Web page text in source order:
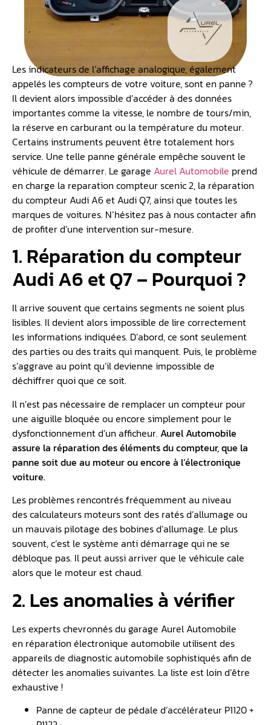
Les indicateurs de l’affichage analogique, également
appelés les compteurs de votre voiture, sont en panne ?
Il devient alors impossible d’accéder à des données
importantes comme la vitesse, le nombre de tours/min,
la réserve en carburant ou la température du moteur.
Certains instruments peuvent être totalement hors
service. Une telle panne générale empêche souvent le
véhicule de démarrer. Le garage Aurel Automobile prend
en charge la reparation compteur scenic 2, la réparation
du compteur Audi A6 et Audi Q7, ainsi que toutes les
marques de voitures. N’hésitez pas à nous contacter afin
de profiter d’une intervention sur-mesure.
1. Réparation du compteur
Audi A6 et Q7 – Pourquoi ?
Il arrive souvent que certains segments ne soient plus
lisibles. Il devient alors impossible de lire correctement
les informations indiquées. D’abord, ce sont seulement
des parties ou des traits qui manquent. Puis, le problème
s’aggrave au point qu’il devienne impossible de
déchiffrer quoi que ce soit.
Il n’est pas nécessaire de remplacer un compteur pour
une aiguille bloquée ou encore simplement pour le
dysfonctionnement d’un afficheur. Aurel Automobile
assure la réparation des éléments du compteur, que la
panne soit due au moteur ou encore à l’électronique
voiture.
Les problèmes rencontrés fréquemment au niveau
des calculateurs moteurs sont des ratés d’allumage ou
un mauvais pilotage des bobines d’allumage. Le plus
souvent, c’est le système anti démarrage qui ne se
débloque pas. Il peut aussi arriver que le véhicule cale
alors que le moteur est chaud.
2. Les anomalies à vérifier
Les experts chevronnés du garage Aurel Automobile
en réparation électronique automobile utilisent des
appareils de diagnostic automobile sophistiqués afin de
détecter les anomalies suivantes. La liste est loin d’être
exhaustive !
Panne de capteur de pédale d’accélérateur P1120 +